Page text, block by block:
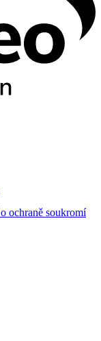
ochraně soukromí